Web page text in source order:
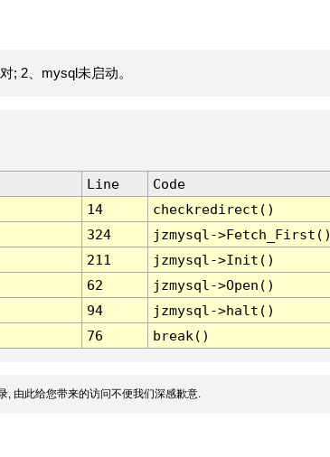
; 2、mysql未启动。
Line
Code
14
checkredirect()
324
jzmysql-
211
jzmysql->Init()
62
jzmysql->Open()
94
jzmysql->halt()
76 break()
, 由此给您带来的访问不便我们深感歉意.